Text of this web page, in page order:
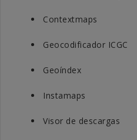
Contextmaps
Geocodificador ICGC
Geoíndex
Instamaps
Visor de descargas